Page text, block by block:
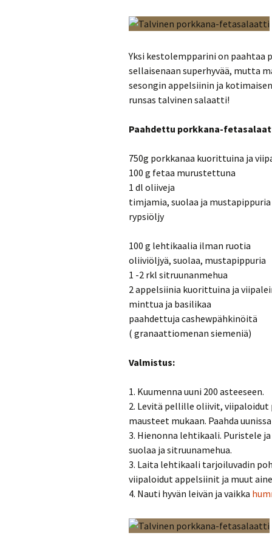
Yksi kestolempparini on paahtaa
sellaisenaan superhyvää, mutta
sesongin appelsiinin ja
runsas talvinen salaatti!
Paahdettu porkkana-
750g porkkanaa kuorittuina ja
100 g fetaa murustettuna
1 dl oliiveja
timjamia, suolaa ja mustapippuria
rypsiöljy
100 g lehtikaalia ilman ruotia
oliiviöljyä, suolaa, mustapippuria
1 -2 rkl sitruunanmehua
2 appelsiinia kuorittuina ja
minttua ja basilikaa
paahdettuja cashewpähkinöitä
( granaattiomenan siemeniä)
Valmistus:
1. Kuumenna uuni 200 asteeseen.
2. Levitä pellille oliivit,
mausteet mukaan. Paahda
3. Hienonna lehtikaali. Puristele
suolaa ja sitruunamehua.
3. Laita lehtikaali tarjoiluvadin
viipaloidut appelsiinit ja muut
4. Nauti hyvän leivän ja vaikka